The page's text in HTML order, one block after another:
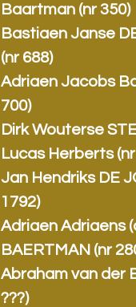
Baartman (nr 350)
Bastiaen Janse
(nr 688)
Adriaen Jacobs
700)
Dirk Wouterse
Lucas Herberts
Jan Hendriks DE
1792)
Adriaen Adriaens
BAERTMAN (nr
Abraham van der
???)